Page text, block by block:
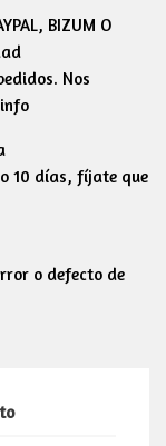
BIZUM O
Nos
10 días, fíjate que
o defecto de